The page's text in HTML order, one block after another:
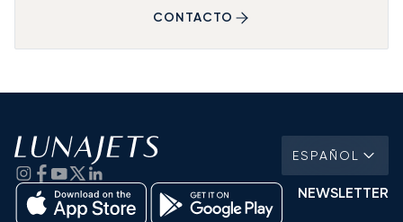
CONTACTO
ESPAÑOL
NEWSLETTER